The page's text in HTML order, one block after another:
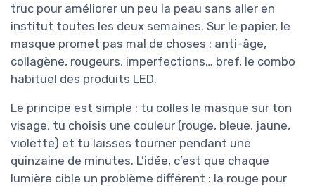
truc pour améliorer un peu la peau sans aller en
institut toutes les deux semaines. Sur le papier, le
masque promet pas mal de choses : anti-âge,
collagène, rougeurs, imperfections… bref, le combo
habituel des produits LED.
Le principe est simple : tu colles le masque sur ton
visage, tu choisis une couleur (rouge, bleue, jaune,
violette) et tu laisses tourner pendant une
quinzaine de minutes. L’idée, c’est que chaque
lumière cible un problème différent : la rouge pour